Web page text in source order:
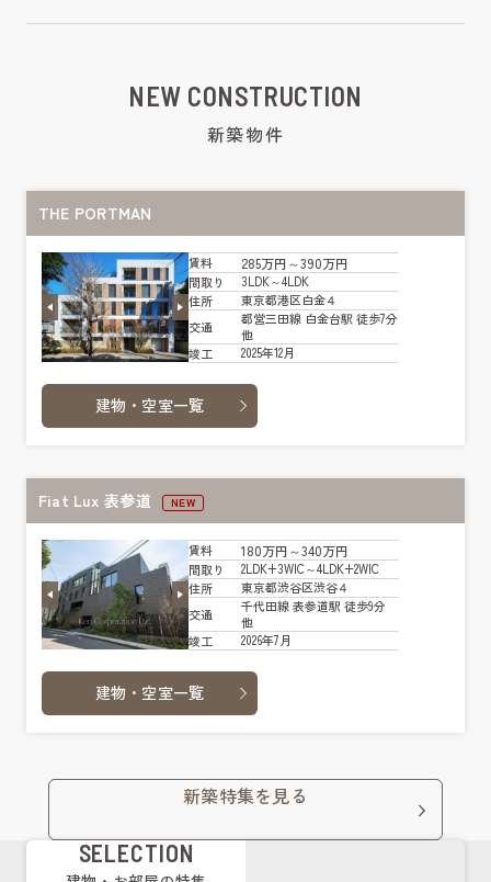
NEW CONSTRUCTION
新築物件
THE PORTMAN
賃料 285万円～390万円
間取り
3LDK～4LDK
住所
東京都港区白金４
交通
都営三田線 白金台駅 徒歩7分
他
竣工
2025年12月
建物・空室一覧
Fiat Lux 表参道 NEW
賃料 180万円～340万円
間取り
2LDK+3WIC～4LDK+2WIC
住所
東京都渋谷区渋谷４
交通
千代田線 表参道駅 徒歩9分
他
竣工
2026年7月
建物・空室一覧
新築特集を見る
SELECTION